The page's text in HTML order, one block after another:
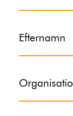
Efternamn